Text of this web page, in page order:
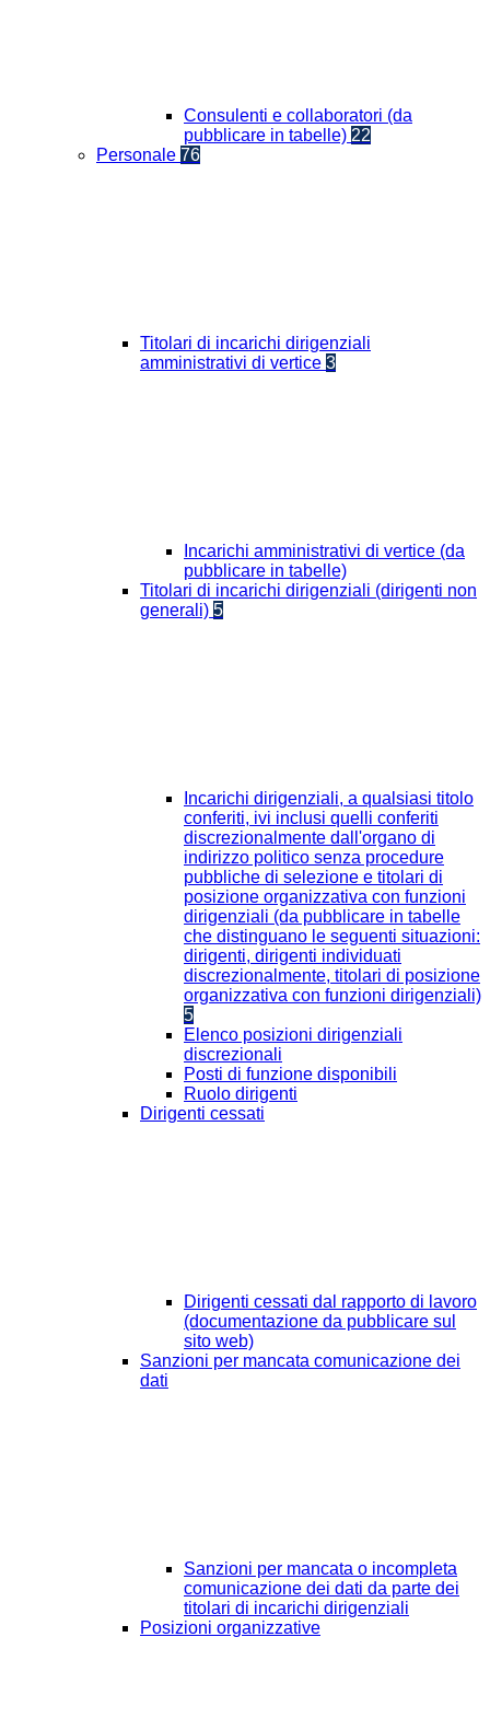
Consulenti e collaboratori (da
pubblicare in tabelle) 22
Personale 76
Titolari di incarichi dirigenziali
amministrativi di vertice 3
Incarichi amministrativi di vertice (da
pubblicare in tabelle)
Titolari di incarichi dirigenziali (dirigenti non
generali) 5
Incarichi dirigenziali, a qualsiasi titolo
conferiti, ivi inclusi quelli conferiti
discrezionalmente dall'organo di
indirizzo politico senza procedure
pubbliche di selezione e titolari di
posizione organizzativa con funzioni
dirigenziali (da pubblicare in tabelle
che distinguano le seguenti situazioni:
dirigenti, dirigenti individuati
discrezionalmente, titolari di posizione
organizzativa con funzioni dirigenziali)
5
Elenco posizioni dirigenziali
discrezionali
Posti di funzione disponibili
Ruolo dirigenti
Dirigenti cessati
Dirigenti cessati dal rapporto di lavoro
(documentazione da pubblicare sul
sito web)
Sanzioni per mancata comunicazione dei
dati
Sanzioni per mancata o incompleta
comunicazione dei dati da parte dei
titolari di incarichi dirigenziali
Posizioni organizzative